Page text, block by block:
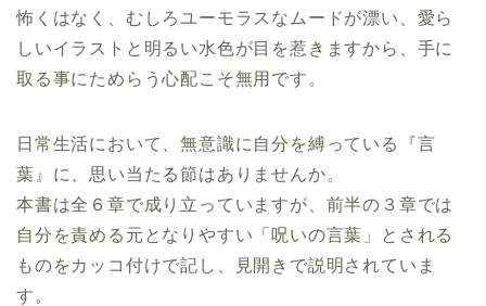
怖くはなく、むしろユーモラスなムードが漂い、愛ら
しいイラストと明るい水色が目を惹きますから、手に
取る事にためらう心配こそ無用です。
日常生活において、無意識に自分を縛っている『言
葉』に、思い当たる節はありませんか。
本書は全６章で成り立っていますが、前半の３章では
自分を責める元となりやすい「呪いの言葉」とされる
ものをカッコ付けで記し、見開きで説明されていま
す。